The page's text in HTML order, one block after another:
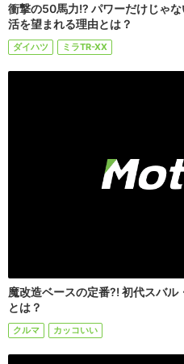
衝撃の50馬力!? パワーだけじゃ
活を望まれる理由とは？
ダイハツ ミラTR-XX
魔改造ベースの定番?! 初代スバ
とは？
クルマ カッコいい